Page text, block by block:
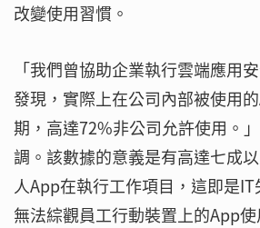
改變使用習慣。
「我們曾協助企業執行雲端應用
發現，實際上在公司內部被使用
期，高達72%非公司允許使用。
調。該數據的意義是有高達七成
人App在執行工作項目，這即是IT
無法綜觀員工行動裝置上的App